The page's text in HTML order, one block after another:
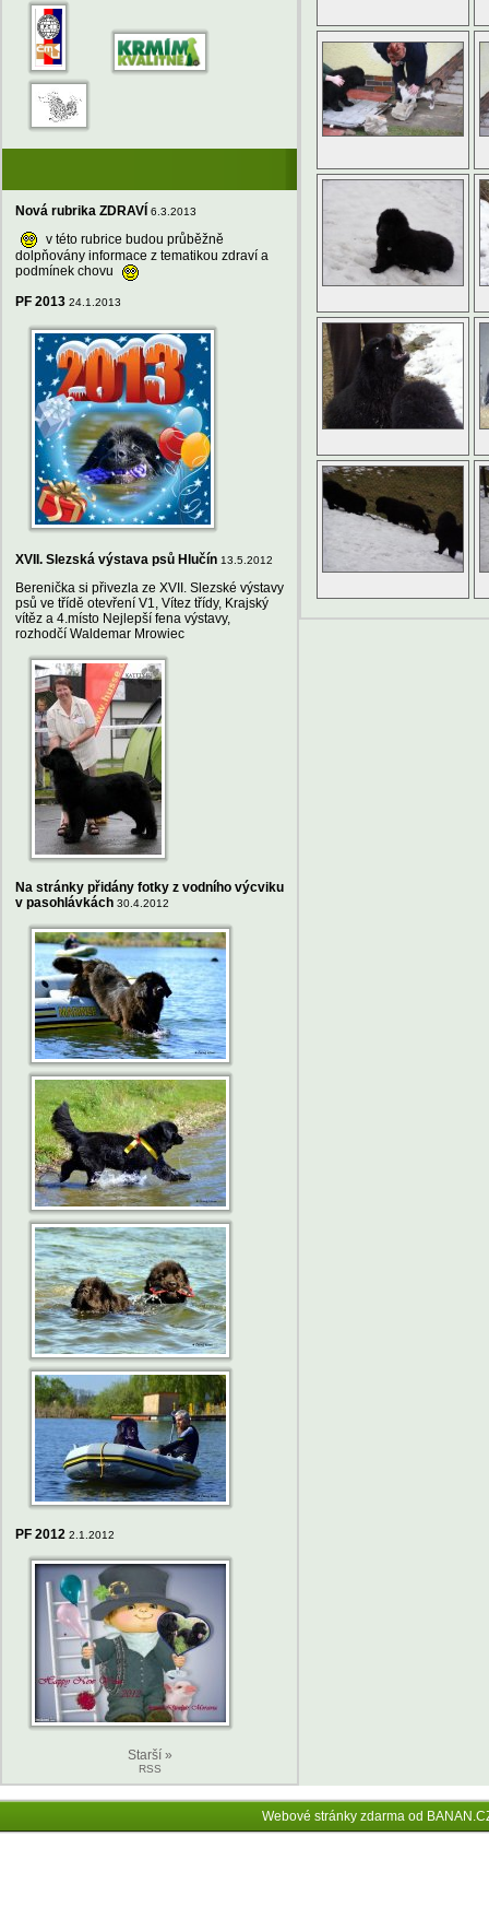
Nová rubrika ZDRAVÍ 6.3.2013
v této rubrice budou průběžně
dolpňovány informace z tematikou zdraví a
podmínek chovu
PF 2013 24.1.2013
XVII. Slezská výstava psů Hlučín 13.5.2012
Berenička si přivezla ze XVII. Slezské výstavy
psů ve třídě otevření V1, Vítez třídy, Krajský
vítěz a 4.místo Nejlepší fena výstavy,
rozhodčí Waldemar Mrowiec
Na stránky přidány fotky z vodního výcviku
v pasohlávkách 30.4.2012
PF 2012 2.1.2012
Starší »
RSS
Webové stránky zdarma od